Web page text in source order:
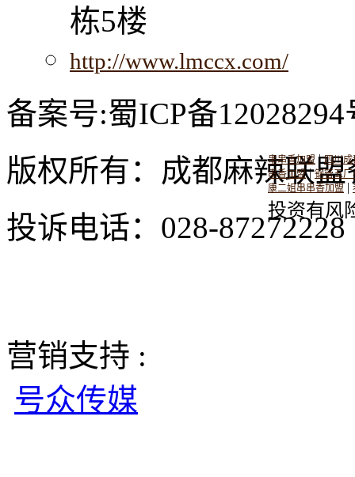
栋5楼
http://www.lmccx.com/
串串香加盟 |四川成
串香加盟|钢管五厂
康二姐串串香加盟|
投资有风
备案号:蜀ICP备12028294
版权所有：成都麻辣联
投诉电话：028-
营销支持 :
号众传媒